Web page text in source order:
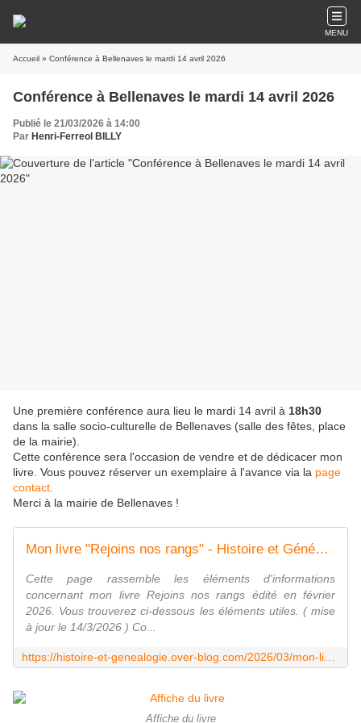
MENU
Accueil » Conférence à Bellenaves le mardi 14 avril 2026
Conférence à Bellenaves le mardi 14 avril 2026
Publié le 21/03/2026 à 14:00
Par Henri-Ferreol BILLY
Une première conférence aura lieu le mardi 14 avril à 18h30
dans la salle socio-culturelle de Bellenaves (salle des fêtes, place
de la mairie).
Cette conférence sera l'occasion de vendre et de dédicacer mon
livre. Vous pouvez réserver un exemplaire à l'avance via la page
contact
Merci à la mairie de Bellenaves !
Mon livre "Rejoins nos rangs" - Histoire et Généalogie
Cette page rassemble les éléments d'informations
concernant mon livre Rejoins nos rangs édité en février
2026. Vous trouverez ci-dessous les éléments utiles. ( mise
à jour le 14/3/2026 ) Co...
Affiche du livre